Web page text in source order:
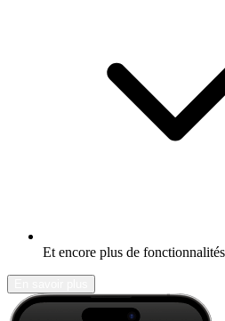
Et encore plus de fonctionnalités